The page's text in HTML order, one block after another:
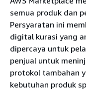
semua produk dan
Persyaratan ini
digital kurasi yang
dipercaya untuk
penjual untuk
protokol tambahan
kebutuhan produk